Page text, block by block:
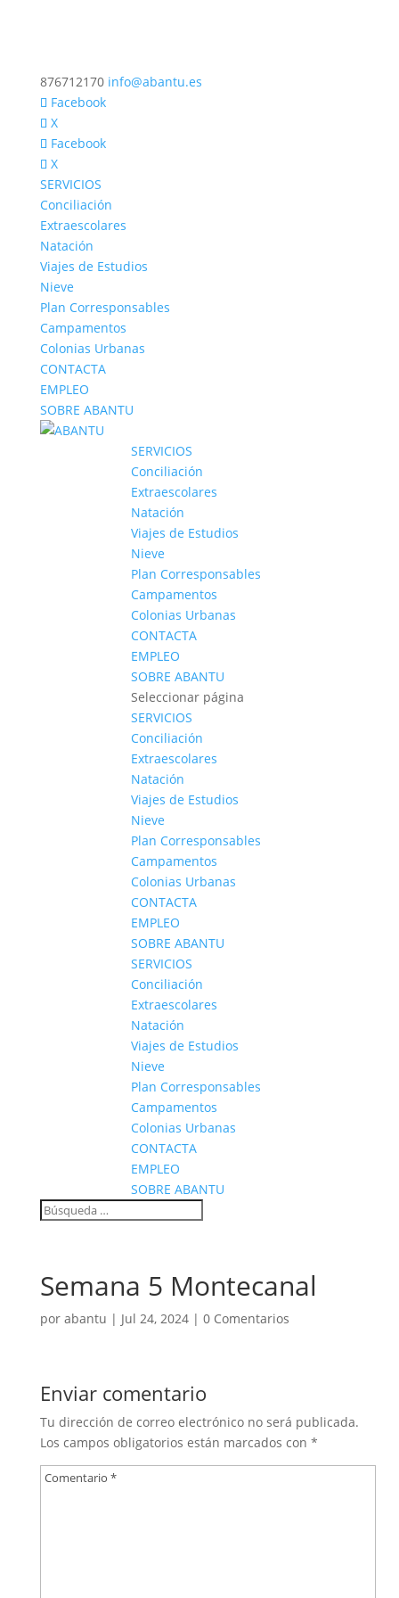
876712170 info@abantu.es
Facebook
X
Facebook
X
SERVICIOS
Conciliación
Extraescolares
Natación
Viajes de Estudios
Nieve
Plan Corresponsables
Campamentos
Colonias Urbanas
CONTACTA
EMPLEO
SOBRE ABANTU
SERVICIOS
Conciliación
Extraescolares
Natación
Viajes de Estudios
Nieve
Plan Corresponsables
Campamentos
Colonias Urbanas
CONTACTA
EMPLEO
SOBRE ABANTU
Seleccionar página
SERVICIOS
Conciliación
Extraescolares
Natación
Viajes de Estudios
Nieve
Plan Corresponsables
Campamentos
Colonias Urbanas
CONTACTA
EMPLEO
SOBRE ABANTU
SERVICIOS
Conciliación
Extraescolares
Natación
Viajes de Estudios
Nieve
Plan Corresponsables
Campamentos
Colonias Urbanas
CONTACTA
EMPLEO
SOBRE ABANTU
Semana 5 Montecanal
por abantu | Jul 24, 2024| 0 Comentarios
Enviar comentario
Tu dirección de correo electrónico no será publicada.
Los campos obligatorios están marcados con *